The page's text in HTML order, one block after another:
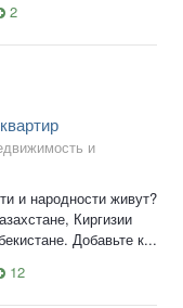
2
и
и народности живут?
Киргизии
Добавьте к...
12